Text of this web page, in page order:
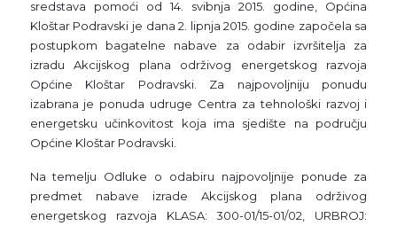
sredstava pomoći od 14. svibnja 2015. godine, Općina
Kloštar Podravski je dana 2. lipnja 2015. godine započela sa
postupkom bagatelne nabave za odabir izvršitelja za
izradu Akcijskog plana održivog energetskog razvoja
Općine Kloštar Podravski. Za najpovoljniju ponudu
izabrana je ponuda udruge Centra za tehnološki razvoj i
energetsku učinkovitost koja ima sjedište na području
Općine Kloštar Podravski.
Na temelju Odluke o odabiru najpovoljnije ponude za
predmet nabave izrade Akcijskog plana održivog
energetskog razvoja KLASA: 300-01/15-01/02, URBROJ: